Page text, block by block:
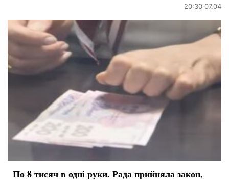
20:30 07.04
По 8 тисяч в одні руки. Рада прийняла закон,